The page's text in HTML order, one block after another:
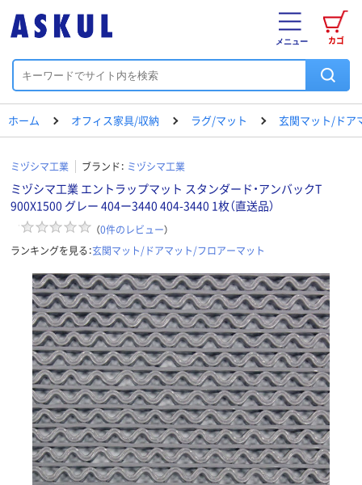
カゴ
メニュー
ホーム オフィス家具/収納 ラグ/マット 玄関マット/ドア
ミヅシマ工業 ブランド： ミヅシマ工業
ミヅシマ工業 エントラップマット スタンダード・アンバックT
900X1500 グレー 404ー3440 404-3440 1枚（直送品）
（0件のレビュー）
ランキングを見る：玄関マット/ドアマット/フロアーマット